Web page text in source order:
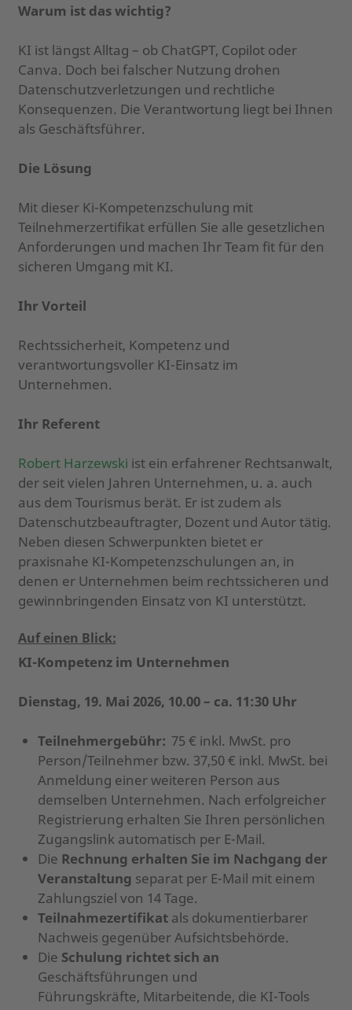
Warum ist das wichtig?
KI ist längst Alltag – ob ChatGPT, Copilot oder
Canva. Doch bei falscher Nutzung drohen
Datenschutzverletzungen und rechtliche
Konsequenzen. Die Verantwortung liegt bei Ihnen
als Geschäftsführer.
Die Lösung
Mit dieser Ki-Kompetenzschulung mit
Teilnehmerzertifikat erfüllen Sie alle gesetzlichen
Anforderungen und machen Ihr Team fit für den
sicheren Umgang mit KI.
Ihr Vorteil
Rechtssicherheit, Kompetenz und
verantwortungsvoller KI-Einsatz im
Unternehmen.
Ihr Referent
Robert Harzewski ist ein erfahrener Rechtsanwalt,
der seit vielen Jahren Unternehmen, u. a. auch
aus dem Tourismus berät. Er ist zudem als
Datenschutzbeauftragter, Dozent und Autor tätig.
Neben diesen Schwerpunkten bietet er
praxisnahe KI-Kompetenzschulungen an, in
denen er Unternehmen beim rechtssicheren und
gewinnbringenden Einsatz von KI unterstützt.
Auf einen Blick:
KI-Kompetenz im Unternehmen
Dienstag, 19. Mai 2026, 10.00 – ca. 11:30 Uhr
Teilnehmergebühr: 75 € inkl. MwSt. pro
Person/Teilnehmer bzw. 37,50 € inkl. MwSt. bei
Anmeldung einer weiteren Person aus
demselben Unternehmen. Nach erfolgreicher
Registrierung erhalten Sie Ihren persönlichen
Zugangslink automatisch per E-Mail.
Die Rechnung erhalten Sie im Nachgang der
Veranstaltung separat per E-Mail mit einem
Zahlungsziel von 14 Tage.
Teilnahmezertifikat als dokumentierbarer
Nachweis gegenüber Aufsichtsbehörde.
Die Schulung richtet sich an
Geschäftsführungen und
Führungskräfte, Mitarbeitende, die KI-Tools